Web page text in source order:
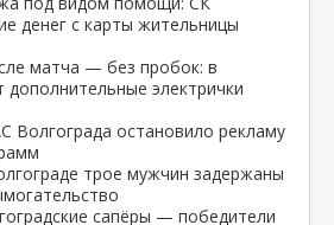
денег с карты жительницы
матча — без пробок: в
дополнительные электрички
Волгограда остановило рекламу
трое мужчин задержаны
сапёры — победители